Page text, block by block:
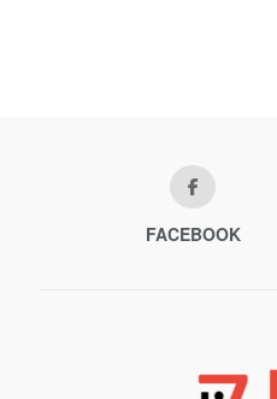
FACEBOOK